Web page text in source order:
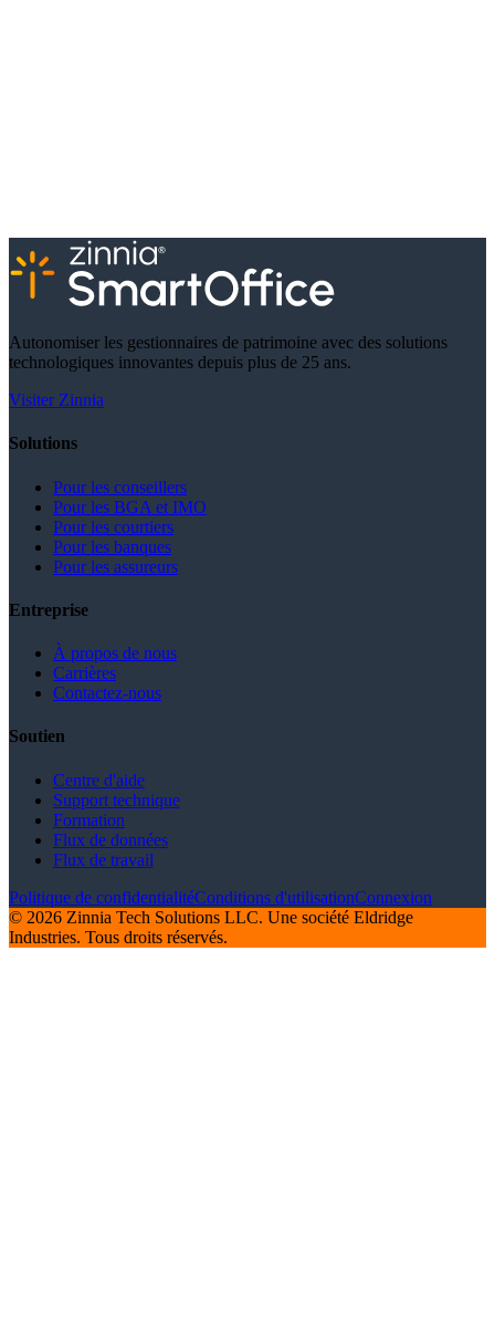
Autonomiser les gestionnaires de patrimoine avec des solutions
technologiques innovantes depuis plus de 25 ans.
Visiter Zinnia
Solutions
Pour les conseillers
Pour les BGA et IMO
Pour les courtiers
Pour les banques
Pour les assureurs
Entreprise
À propos de nous
Carrières
Contactez-nous
Soutien
Centre d'aide
Support technique
Formation
Flux de données
Flux de travail
Politique de confidentialitéConditions d'utilisationConnexion
© 2026 Zinnia Tech Solutions LLC. Une société Eldridge
Industries. Tous droits réservés.